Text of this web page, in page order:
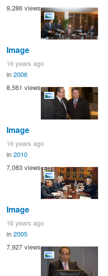
9,286 views
Image
16 years ago
in 2006
8,561 views
Image
16 years ago
in 2010
7,083 views
Image
16 years ago
in 2005
7,927 views